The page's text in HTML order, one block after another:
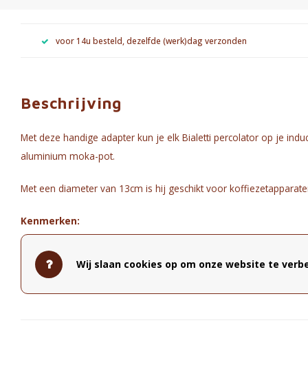
voor 14u besteld, dezelfde (werk)dag verzonden
Beschrijving
Met deze handige adapter kun je elk Bialetti percolator op je
aluminium moka-pot.
Met een diameter van 13cm is hij geschikt voor
Kenmerken:
Materiaal: RVS
Afmetingen: 24,9 cm • 12,8 cm • 5 cm • (LxBxH)
Diameter: 13 cm
Wij slaan cookies op om onze website te